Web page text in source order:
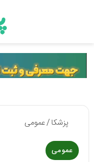
پزشکا/عمومی
عمومی